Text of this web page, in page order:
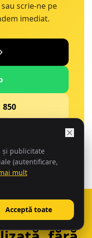
scrie-ne pe
imediat.
850
Google
și publicitate
(autentificare,
mult
Acceptă toate